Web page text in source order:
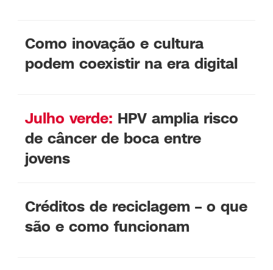
Como inovação e cultura
podem coexistir na era digital
Julho verde: HPV amplia risco
de câncer de boca entre
jovens
Créditos de reciclagem – o que
são e como funcionam